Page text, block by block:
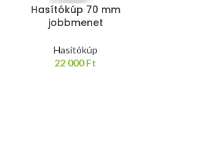
Hasítókúp 70 mm
jobbmenet
Hasítókúp
22 000Ft